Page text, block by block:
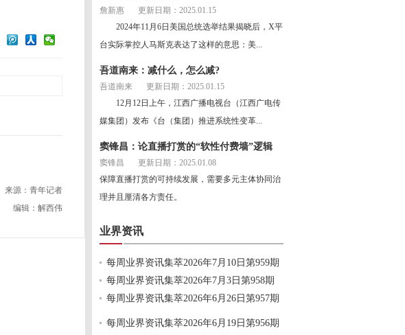
来源：青年记者
编辑：解西伟
詹新惠
更新日期：2025.01.15
2024年11月6日美国总统选举结果揭晓后，X平
台实际掌控人马斯克表达了这样的意思：美...
吾道南来：减什么，怎么减?
吾道南来
更新日期：2025.01.15
12月12日上午，江西广播电视台（江西广电传
媒集团）发布《台（集团）推进系统性变革...
窦锋昌：论直播打赏的“软性付费墙”逻辑
窦锋昌
更新日期：2025.01.08
保障直播打赏的可持续发展，需要多元主体协同治
理并且厘清各方责任。
业界资讯
每周业界资讯集萃2026年7月10日第959期
每周业界资讯集萃2026年7月3日第958期
每周业界资讯集萃2026年6月26日第957期
每周业界资讯集萃2026年6月19日第956期